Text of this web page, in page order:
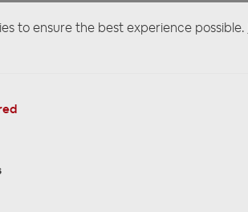
und CH7+8
to ensure the best experience possible.